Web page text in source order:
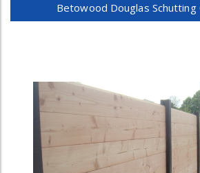
Betowood Douglas Schutting